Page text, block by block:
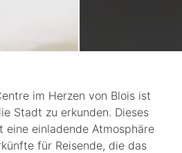
im Herzen von Blois ist
Stadt zu erkunden. Dieses
einladende Atmosphäre
für Reisende, die das